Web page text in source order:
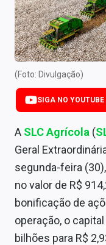
Carteiras
Central de Dividendos
Central de Fundos
Central dos IPOs
Renda Fixa
Finanças Pessoais
Mercados
Economia
Empresas
(Foto: Divulgação)
SIGA NO YOUTUBE
A SLC Agrícola (
Geral
segunda-feira
no valor de R$
bonificação de
operação, o
bilhões para R$